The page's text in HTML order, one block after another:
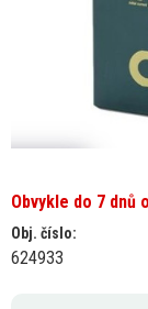
Obvykle do 7 dnů
Obj. číslo:
624933